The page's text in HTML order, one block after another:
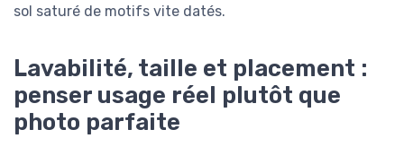
sol saturé de motifs vite datés.
Lavabilité, taille et placement :
penser usage réel plutôt que
photo parfaite